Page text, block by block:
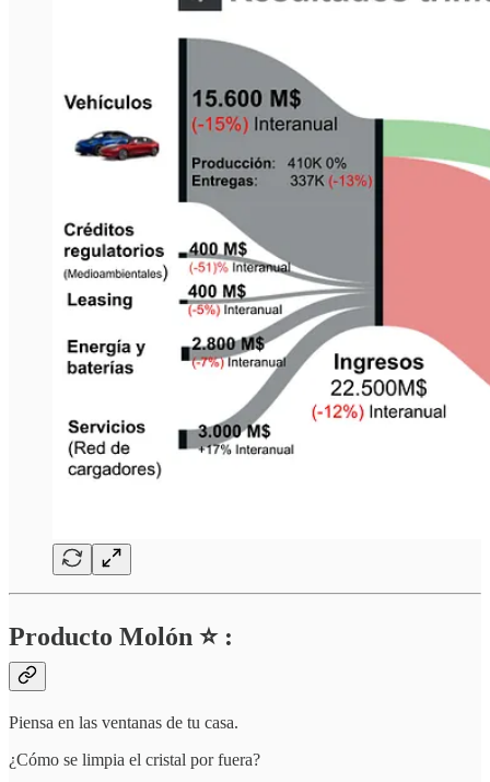
Producto Molón ⭐ :
Piensa en las ventanas de tu casa.
¿Cómo se limpia el cristal por fuera?